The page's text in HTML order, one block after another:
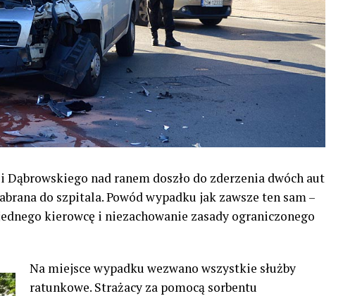
nad ranem doszło do zderzenia dwóch aut
do szpitala. Powód wypadku jak zawsze ten sam –
kierowcę i niezachowanie zasady ograniczonego
Na miejsce wypadku wezwano wszystkie służby
ratunkowe. Strażacy za pomocą sorbentu